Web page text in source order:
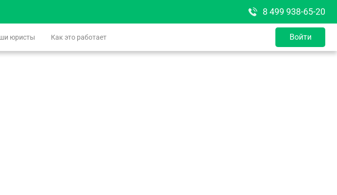
8 499 938-65-20
юристы Как это работает Войти